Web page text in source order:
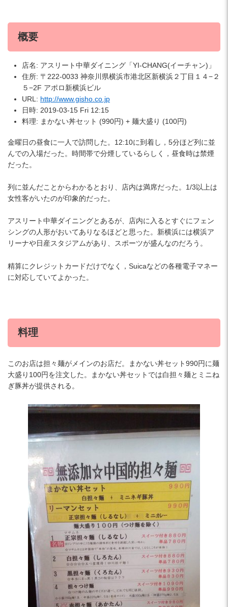
概要
店名: アスリート中華ダイニング「YI-CHANG(イーチャン)」
住所: 〒222-0033 神奈川県横浜市港北区新横浜２丁目１４−２
５−2F アポロ新横浜ビル
URL: http://www.gisho.co.jp
日時: 2019-03-15 Fri 12:15
料理: まかない丼セット (990円) + 麺大盛り (100円)
金曜日の昼食に一人で訪問した。12:10に到着し，5分ほど列に並
んでの入場だった。時間帯で分煙しているらしく，昼食時は禁煙
だった。
列に並んだことからわかるとおり、店内は満席だった。1/3以上は
女性客がいたのが印象的だった。
アスリート中華ダイニングとあるが、店内に入るとすぐにフェン
シングの人形がおいてありなるほどと思った。新横浜には横浜ア
リーナや日産スタジアムがあり、スポーツが盛んなのだろう。
精算にクレジットカードだけでなく，Suicaなどの各種電子マネー
に対応していてよかった。
料理
このお店は担々麺がメインのお店だ。まかない丼セット990円に麺
大盛り100円を注文した。まかない丼セットでは白担々麺とミニね
ぎ豚丼が提供される。